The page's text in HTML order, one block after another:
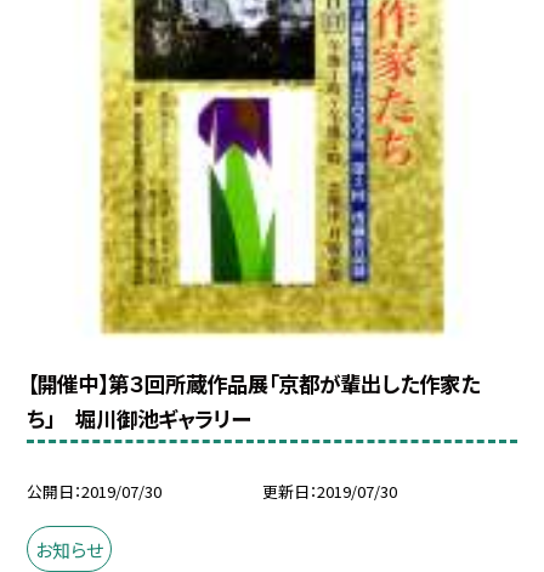
【開催中】第３回所蔵作品展「京都が輩出した作家た
ち」 堀川御池ギャラリー
公開日 2019/07/30 更新日 2019/07/30
お知らせ